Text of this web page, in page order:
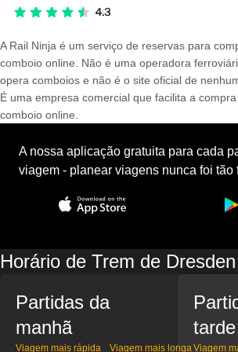
A Rail Ninja é um serviço de reservas para
comboio online. Não é uma operadora
opera comboios e não é o site oficial de
É uma empresa comercial que facilita a
comboio online.
A nossa aplicação gratuita para cada
viagem - planear viagens nunca foi tão
Horário de Trem de
Partidas da
manhã
Viagem mais rápida Viagem mais longa
tarde
Viagem